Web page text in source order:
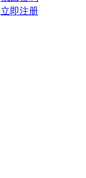
立即注册